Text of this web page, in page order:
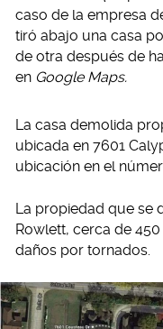
caso de la empresa
tiró abajo una casa
de otra después de
en Google Maps.
La casa demolida
ubicada en 7601
ubicación en el
La propiedad que se
Rowlett, cerca de
daños por tornados.